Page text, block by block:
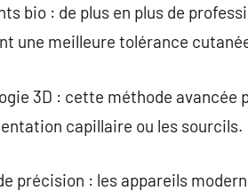
bio : de plus en plus de
une meilleure tolérance
3D : cette méthode avancée
capillaire ou les sourcils.
précision : les appareils